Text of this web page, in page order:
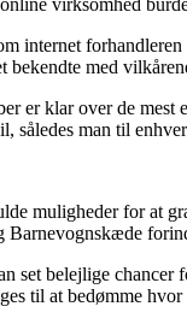
internet
bekendte med
er klar over de mest
således man til
muligheder for at
Barnevognskæde
set belejlige
til at bedømme hvor